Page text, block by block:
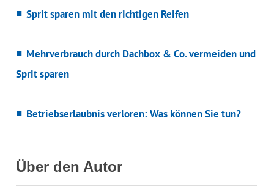
Sprit sparen mit den richtigen Reifen
Mehrverbrauch durch Dachbox & Co. vermeiden und
Sprit sparen
Betriebserlaubnis verloren: Was können Sie tun?
Über den Autor